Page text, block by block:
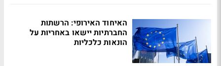
האיחוד האירופי: הרשתות
החברתיות יישאו באחריות על
הונאות כלכליות